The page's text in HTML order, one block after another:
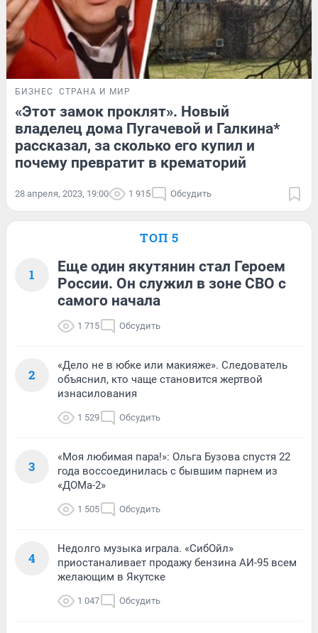
БИЗНЕС СТРАНА И МИР
«Этот замок проклят». Новый
владелец дома Пугачевой и Галкина*
рассказал, за сколько его купил и
почему превратит в крематорий
28 апреля, 2023, 19:00 1 915 Обсудить
ТОП 5
1
Еще один якутянин стал Героем
России. Он служил в зоне СВО с
самого начала
1 715 Обсудить
2
«Дело не в юбке или макияже». Следователь
объяснил, кто чаще становится жертвой
изнасилования
1 529 Обсудить
3
«Моя любимая пара!»: Ольга Бузова спустя 22
года воссоединилась с бывшим парнем из
«ДОМа-2»
1 505 Обсудить
4
Недолго музыка играла. «СибОйл»
приостаналивает продажу бензина АИ-95 всем
желающим в Якутске
1 047 Обсудить